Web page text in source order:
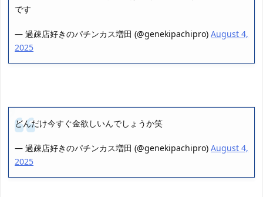
です
— 過疎店好きのパチンカス増田 (@genekipachipro) August 4,
2025
どんだけ今すぐ金欲しいんでしょうか笑
— 過疎店好きのパチンカス増田 (@genekipachipro) August 4,
2025